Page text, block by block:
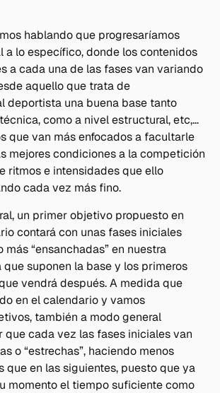
hablando que progresaríamos
a lo específico, donde los contenidos
a cada una de las fases van variando
aquello que trata de
deportista una buena base tanto
como a nivel estructural, etc,…
que van más enfocados a facultarle
mejores condiciones a la competición
ritmos e intensidades que ello
cada vez más fino.
un primer objetivo propuesto en
contará con unas fases iniciales
más “ensanchadas” en nuestra
suponen la base y los primeros
vendrá después. A medida que
en el calendario y vamos
también a modo general
que cada vez las fases iniciales van
o “estrechas”, haciendo menos
que en las siguientes, puesto que ya
momento el tiempo suficiente como